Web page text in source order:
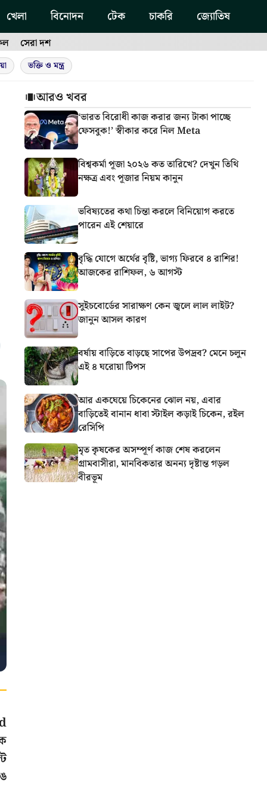
খেলা বিনোদন টেক চাকরি জ্যোতিষ
সেরা দশ
ভক্তি ও মন্ত্র
আরও খবর
‘ভারত বিরোধী কাজ করার জন্য টাকা পাচ্ছে
ফেসবুক!’ স্বীকার করে নিল Meta
বিশ্বকর্মা পূজা ২০২৬ কত তারিখে? দেখুন তিথি
নক্ষত্র এবং পূজার নিয়ম কানুন
ভবিষ্যতের কথা চিন্তা করলে বিনিয়োগ করতে
পারেন এই শেয়ারে
বৃদ্ধি যোগে অর্থের বৃষ্টি, ভাগ্য ফিরবে ৪ রাশির!
আজকের রাশিফল, ৬ আগস্ট
সুইচবোর্ডের সারাক্ষণ কেন জ্বলে লাল লাইট?
জানুন আসল কারণ
বর্ষায় বাড়িতে বাড়ছে সাপের উপদ্রব? মেনে চলুন
এই ৪ ঘরোয়া টিপস
আর একঘেয়ে চিকেনের ঝোল নয়, এবার
বাড়িতেই বানান ধাবা স্টাইল কড়াই চিকেন, রইল
রেসিপি
মৃত কৃষকের অসম্পূর্ণ কাজ শেষ করলেন
গ্রামবাসীরা, মানবিকতার অনন্য দৃষ্টান্ত গড়ল
বীরভূম